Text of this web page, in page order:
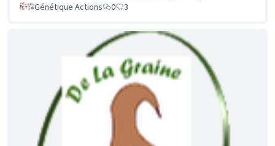
Génétique Actions 0 3